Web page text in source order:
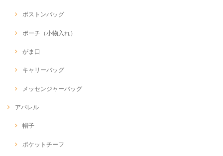
ボストンバッグ
ポーチ（小物入れ）
がま口
キャリーバッグ
メッセンジャーバッグ
アパレル
帽子
ポケットチーフ